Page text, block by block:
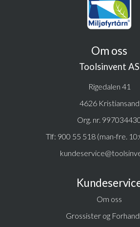
Om oss
Toolsinvent AS
Rigedalen 41
4626 Kristiansand
Org. nr.
Tlf: 900 55 518 (man-fre.
Om oss
Grossister og